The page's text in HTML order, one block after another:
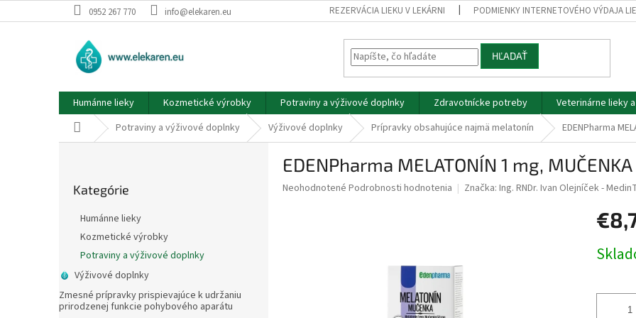
na
0952 267 770 info@elekaren.eu REZERVÁCIA LIEKU V LEKÁRNI PODMIENKY INTERNETOVÉHO VÝDAJA
HĽADAŤ
Humánne lieky Kozmetické výrobky Potraviny a výživové doplnky Zdravotnícke potreby Veterinárne lieky
DomovPotraviny a výživové doplnky Výživové doplnky Prípravky obsahujúce najmä melatonín EDENPharma
e
l
kategórie
Kategórie
Humánne lieky
Kozmetické výrobky
Potraviny a výživové doplnky
Výživové doplnky
Zmesné prípravky prispievajúce k udržaniu
prirodzenej funkcie pohybového aparátu
EDENPharma MELATONÍN 1 mg,
Priemerné
Neohodnotené Podrobnosti hodnotenia Značka: Ing. RNDr. Ivan Olejníček -
cena: